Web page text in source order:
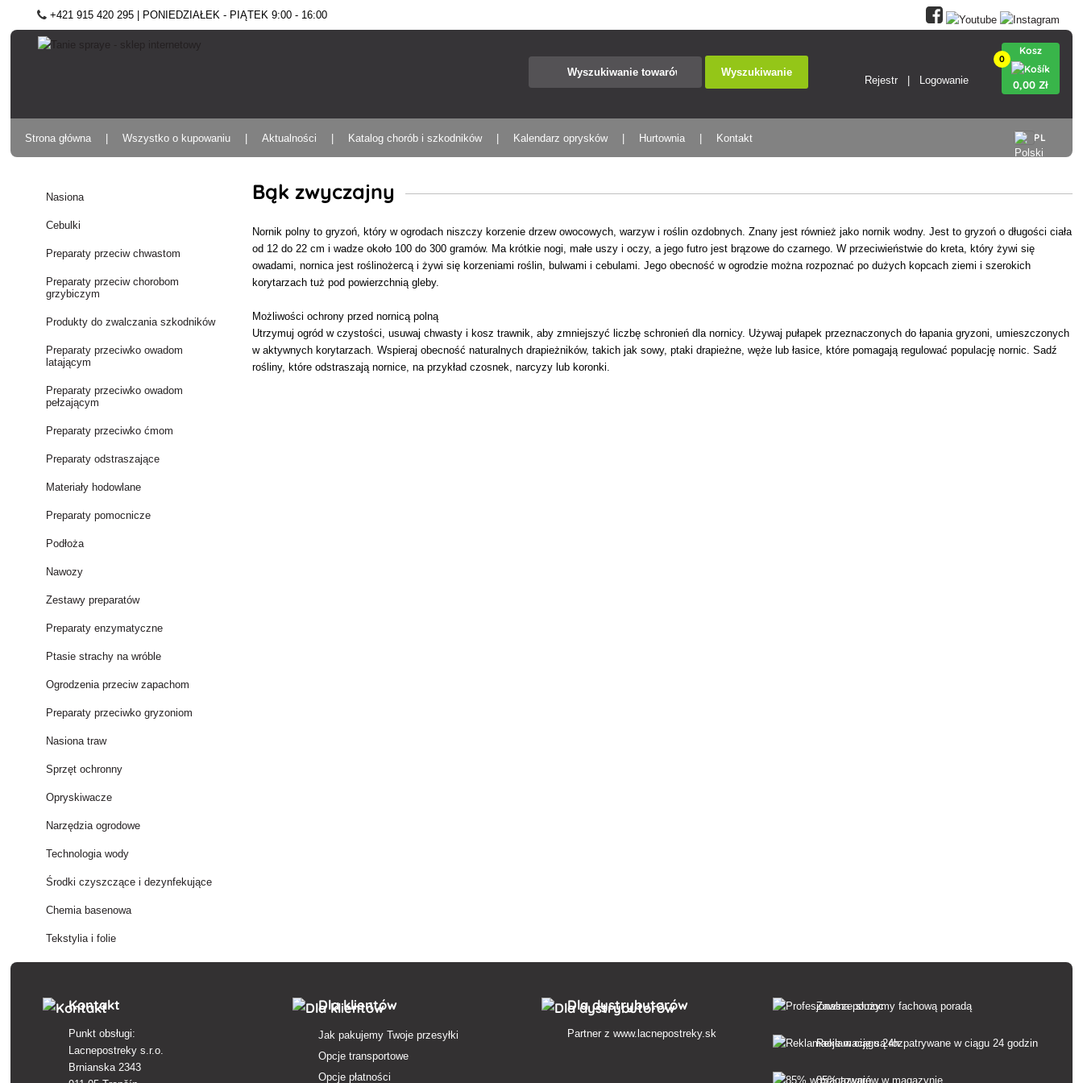
+421 915 420 295 | PONIEDZIAŁEK - PIĄTEK 9:00 - 16:00
Wyszukiwanie
Rejestr Logowanie
0
Kosz
0,00 Zł
PL
Strona główna Wszystko o kupowaniu Aktualności Katalog chorób i szkodników Kalendarz oprysków Hurtownia Kontakt
Nasiona
Cebulki
Preparaty przeciw chwastom
Preparaty przeciw chorobom
grzybiczym
Produkty do zwalczania szkodników
Preparaty przeciwko owadom
latającym
Preparaty przeciwko owadom
pełzającym
Preparaty przeciwko ćmom
Preparaty odstraszające
Materiały hodowlane
Preparaty pomocnicze
Podłoża
Nawozy
Zestawy preparatów
Preparaty enzymatyczne
Ptasie strachy na wróble
Ogrodzenia przeciw zapachom
Preparaty przeciwko gryzoniom
Nasiona traw
Sprzęt ochronny
Opryskiwacze
Narzędzia ogrodowe
Technologia wody
Środki czyszczące i dezynfekujące
Chemia basenowa
Tekstylia i folie
Bąk zwyczajny
Nornik polny to gryzoń, który w ogrodach niszczy korzenie drzew owocowych, warzyw i roślin ozdobnych. Znany jest również jako nornik wodny. Jest to gryzoń o długości ciała
od 12 do 22 cm i wadze około 100 do 300 gramów. Ma krótkie nogi, małe uszy i oczy, a jego futro jest brązowe do czarnego. W przeciwieństwie do kreta, który żywi się
owadami, nornica jest roślinożercą i żywi się korzeniami roślin, bulwami i cebulami. Jego obecność w ogrodzie można rozpoznać po dużych kopcach ziemi i szerokich
korytarzach tuż pod powierzchnią gleby.
Możliwości ochrony przed nornicą polną
Utrzymuj ogród w czystości, usuwaj chwasty i kosz trawnik, aby zmniejszyć liczbę schronień dla nornicy. Używaj pułapek przeznaczonych do łapania gryzoni, umieszczonych
w aktywnych korytarzach. Wspieraj obecność naturalnych drapieżników, takich jak sowy, ptaki drapieżne, węże lub łasice, które pomagają regulować populację nornic. Sadź
rośliny, które odstraszają nornice, na przykład czosnek, narcyzy lub koronki.
Kontakt
Punkt obsługi:
Lacnepostreky s.r.o.
Brnianska 2343
Dla klientów
Jak pakujemy Twoje przesyłki
Opcje transportowe
Opcje płatności
Dla dystrybutorów
Partner zwww.lacnepostreky.sk
Zawsze służymy fachową poradą
Reklamacje są rozpatrywane w ciągu 24 godzin
85% towarów w magazynie